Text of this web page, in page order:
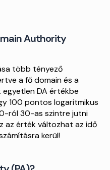
Authority
több tényező
a fő domain és a
DA értékbe
100 pontos logaritmikus
ról 30-as szintre jutni
az érték változhat az idő
kerül!